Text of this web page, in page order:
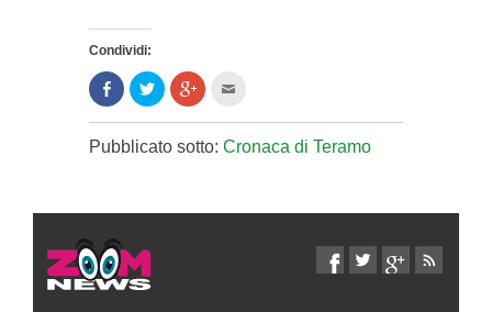
Condividi:
Condividi
su
(Si
apre
in
Clicca
per
su
Twitter
(Si
finestra)
Clicca
per
su
Google+
(Si
finestra)
l'articolo
via
mail
apre
Pubblicato sotto: Cronaca di Teramo